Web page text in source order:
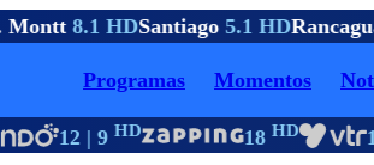
8.1 HDSantiago5.1 HD
Programas Momentos
12 | 9HD 18HD